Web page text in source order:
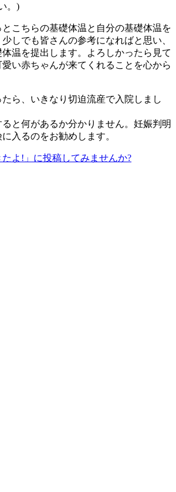
。)
こちらの基礎体温と自分の基礎体温を
しでも皆さんの参考になればと思い、
温を提出します。よろしかったら見て
い赤ちゃんが来てくれることを心から
ら、いきなり切迫流産で入院しまし
と何があるか分かりません。妊娠判明
入るのをお勧めします。
よ!」に投稿してみませんか?